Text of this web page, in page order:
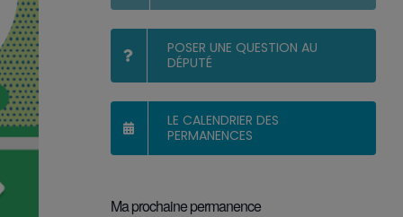
POSER UNE QUESTION AU
DÉPUTÉ
LE CALENDRIER DES
PERMANENCES
Ma prochaine permanence